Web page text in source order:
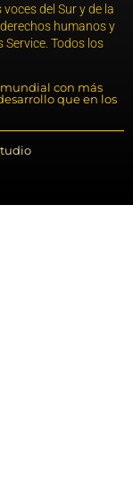
del Sur y de la
humanos y
Todos los
con más
que en los